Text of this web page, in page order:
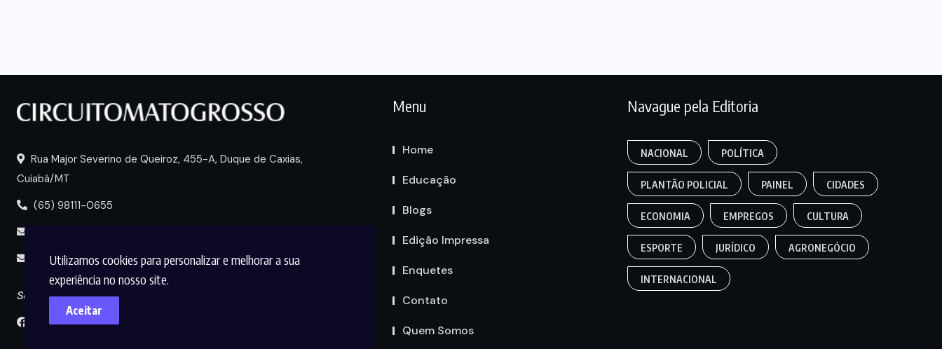
Utilizamos cookies para personalizar e melhorar a sua
experiência no nosso site.
Aceitar
Rua Major Severino de Queiroz, 455-A, Duque de Caxias,
Cuiabá/MT
(65) 98111-0655
midia@circuitomt.com.br
Seguir
Menu
Home
Educação
Blogs
Edição Impressa
Enquetes
Contato
Quem Somos
Navague pela Editoria
NACIONAL POLÍTICA
PLANTÃO POLICIAL PAINEL CIDADES
ECONOMIA EMPREGOS CULTURA
ESPORTE JURÍDICO AGRONEGÓCIO
INTERNACIONAL